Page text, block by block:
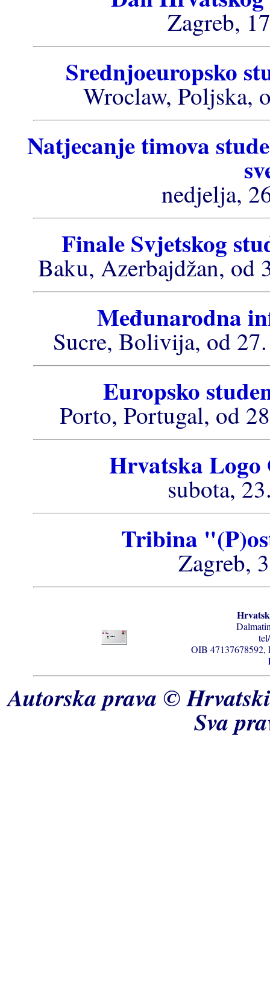
Zagreb,
Srednjoeuropsko
Wroclaw, Poljska,
Natjecanje timova
nedjelja,
Finale Svjetskog
Baku, Azerbajdžan, od
Međunarodna
Sucre, Bolivija, od
Europsko
Porto, Portugal, od
Hrvatska
subota,
Tribina
Zagreb,
OIB
Autorska prava ©
Sva